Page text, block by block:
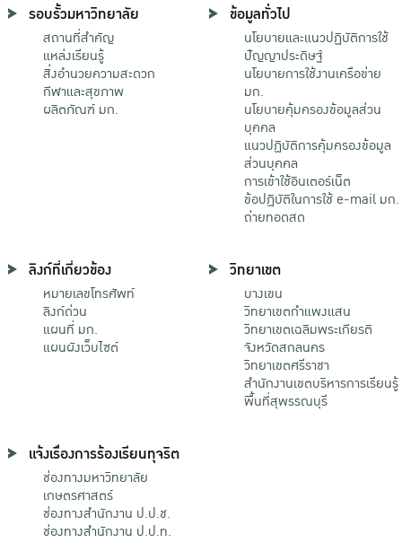
รอบรั้วมหาวิทยาลัย
สถานที่สำคัญ
แหล่งเรียนรู้
สิ่งอำนวยความสะดวก
กีฬาและสุขภาพ
ผลิตภัณฑ์ มก.
ข้อมูลทั่วไป
นโยบายและแนวปฏิบัติการใช้
ปัญญาประดิษฐ์
นโยบายการใช้งานเครือข่าย
มก.
นโยบายคุ้มครองข้อมูลส่วน
บุคคล
แนวปฏิบัติการคุ้มครองข้อมูล
ส่วนบุคคล
การเข้าใช้อินเตอร์เน็ต
ข้อปฏิบัติในการใช้ e-mail มก.
ถ่ายทอดสด
ลิงก์ที่เกี่ยวข้อง
หมายเลขโทรศัพท์
ลิงก์ด่วน
แผนที่ มก.
แผนผังเว็บไซต์
วิทยาเขต
บางเขน
วิทยาเขตกําแพงแสน
วิทยาเขตเฉลิมพระเกียรติ
จังหวัดสกลนคร
วิทยาเขตศรีราชา
สำนักงานเขตบริหารการเรียนรู้
พื้นที่สุพรรณบุรี
แจ้งเรื่องการร้องเรียนทุจริต
ช่องทางมหาวิทยาลัย
เกษตรศาสตร์
ช่องทางสำนักงาน ป.ป.ช.
ช่องทางสำนักงาน ป.ป.ท.